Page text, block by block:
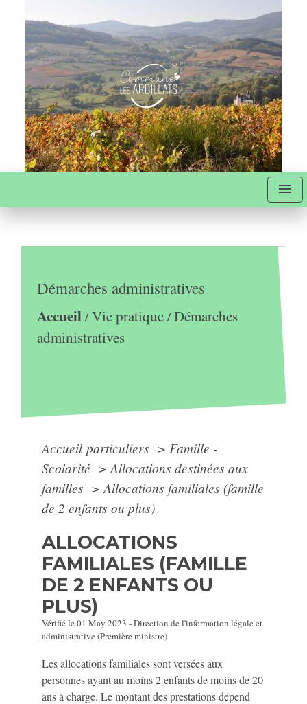
menu
Démarches administratives
Accueil/Vie pratique/Démarches
administratives
Accueil particuliers > Famille -
Scolarité > Allocations destinées aux
familles > Allocations familiales (famille
de 2 enfants ou plus)
ALLOCATIONS
FAMILIALES (FAMILLE
DE 2 ENFANTS OU
PLUS)
Vérifié le 01 May 2023 - Direction de l'information légale et
administrative (Première ministre)
Les allocations familiales sont versées aux
personnes ayant au moins 2 enfants de moins de 20
ans à charge. Le montant des prestations dépend